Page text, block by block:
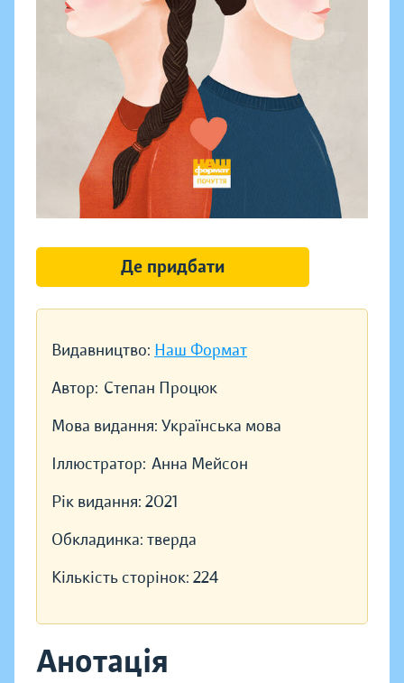
Видавництво: Наш Формат
Автор: Степан Процюк
Мова видання: Українська мова
Іллюстратор: Анна Мейсон
Рік видання: 2021
Обкладинка: тверда
Кількість сторінок: 224
Анотація
Де придбати